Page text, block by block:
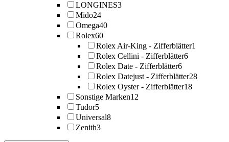
LONGINES3
Mido24
Omega40
Rolex60
Rolex Air-King - Zifferblätter1
Rolex Cellini - Zifferblätter6
Rolex Date - Zifferblätter6
Rolex Datejust - Zifferblätter28
Rolex Oyster - Zifferblätter18
Sonstige Marken12
Tudor5
Universal8
Zenith3